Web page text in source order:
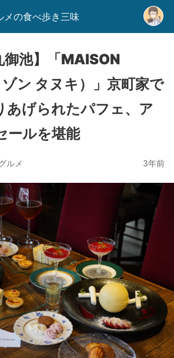
メの食べ歩き三味
御池】「MAISON
ン タヌキ）」京町家で
あげられたパフェ、ア
ールを堪能
ルメ 3年前